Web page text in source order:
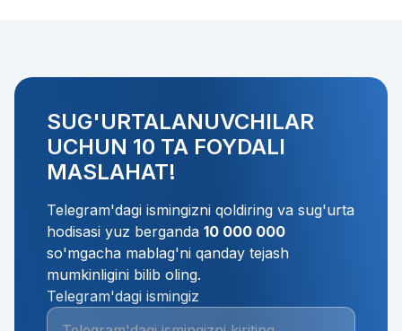
SUG'URTALANUVCHILAR
UCHUN 10 TA FOYDALI
MASLAHAT!
Telegram'dagi ismingizni qoldiring va sug'urta
hodisasi yuz berganda 10 000 000
so'mgacha mablag'ni qanday tejash
mumkinligini bilib oling.
Telegram'dagi ismingiz